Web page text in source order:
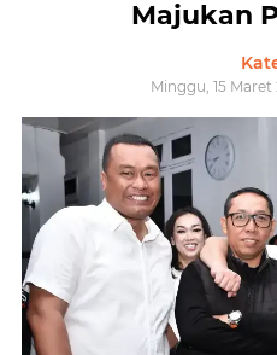
Majukan
Minggu, 15 Maret